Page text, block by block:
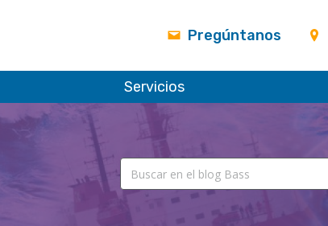
Pregúntanos
Servicios